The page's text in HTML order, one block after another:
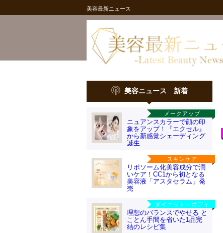
美容最新ニュース
美容ニュース 新着
メークアップ
ニュアンスカラーで顔の印
象をアップ！『エクセル』
から新感覚シェーディング
誕生
スキンケア
リポソーム化美容成分で潤
いケア！CC1から初となる
美容液「アスタセラム」発
売
ダイエット・ボディ
理想のバランスでやせる と
ことん手間を省いた1品完
結のレシピ集